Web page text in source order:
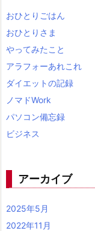
おひとりごはん
おひとりさま
やってみたこと
アラフォーあれこれ
ダイエットの記録
ノマドWork
パソコン備忘録
ビジネス
アーカイブ
2025年5月
2022年11月